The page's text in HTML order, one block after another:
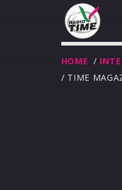
HOME /
/ TIME